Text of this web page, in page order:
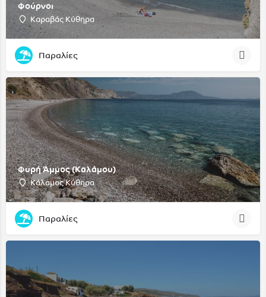
Φούρνοι
Καραβάς Κύθηρα
Παραλίες
Φυρή Άμμος (Καλάμου)
Κάλαμος Κύθηρα
Παραλίες